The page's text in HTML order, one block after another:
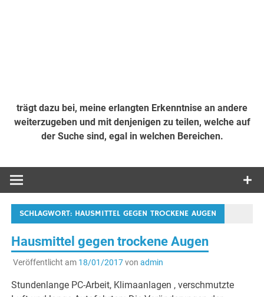
trägt dazu bei, meine erlangten Erkenntnise an andere
weiterzugeben und mit denjenigen zu teilen, welche auf
der Suche sind, egal in welchen Bereichen.
SCHLAGWORT: HAUSMITTEL GEGEN TROCKENE AUGEN
Hausmittel gegen trockene Augen
Veröffentlicht am 18/01/2017von admin
Stundenlange PC-Arbeit, Klimaanlagen , verschmutzte